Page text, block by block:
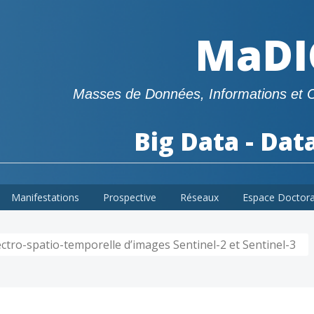
Masses de Données, Informations et
Big Data -
Manifestations Prospective Réseaux Espace
spatio-temporelle d’images Sentinel-2 et Sentinel-3